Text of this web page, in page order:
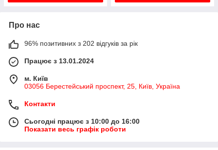
Про нас
96% позитивних з 202 відгуків за рік
Працює з 13.01.2024
м. Київ
03056 Берестейський проспект, 25, Київ, Україна
Контакти
Сьогодні працює з 10:00 до 16:00
Показати весь графік роботи